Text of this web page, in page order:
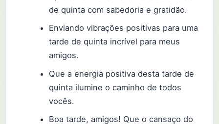
de quinta com sabedoria e gratidão.
Enviando vibrações positivas para uma
tarde de quinta incrível para meus
amigos.
Que a energia positiva desta tarde de
quinta ilumine o caminho de todos
vocês.
Boa tarde, amigos! Que o cansaço do